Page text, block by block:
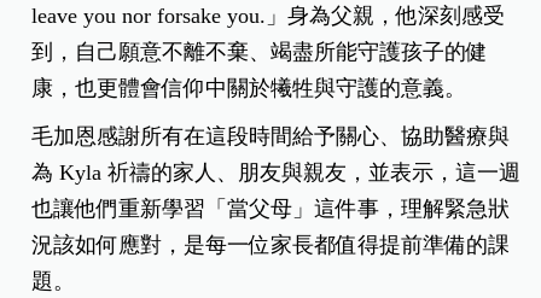
leave you nor forsake you.」身為父親，他深刻感受
到，自己願意不離不棄、竭盡所能守護孩子的健
康，也更體會信仰中關於犧牲與守護的意義。
毛加恩感謝所有在這段時間給予關心、協助醫療與
為 Kyla 祈禱的家人、朋友與親友，並表示，這一週
也讓他們重新學習「當父母」這件事，理解緊急狀
況該如何應對，是每一位家長都值得提前準備的課
題。